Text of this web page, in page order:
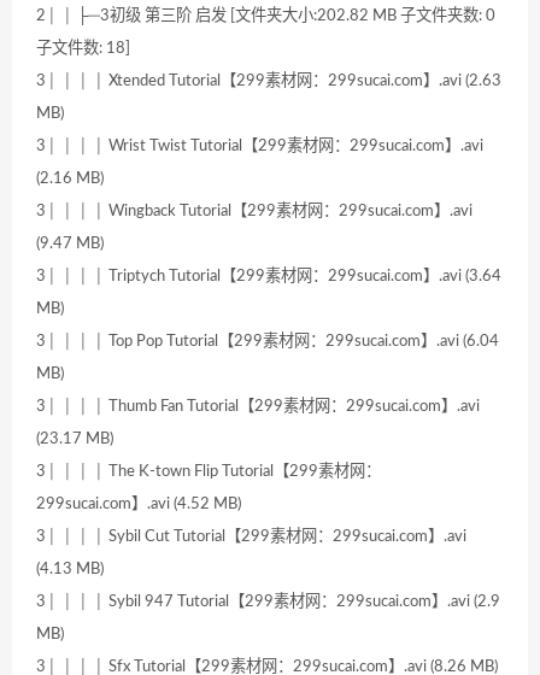
2│ │ ├─3初级 第三阶 启发 [文件夹大小:202.82 MB 子文件夹数: 0
子文件数: 18]
3│ │ │ │ Xtended Tutorial【299素材网：299sucai.com】.avi (2.63
MB)
3│ │ │ │ Wrist Twist Tutorial【299素材网：299sucai.com】.avi
(2.16 MB)
3│ │ │ │ Wingback Tutorial【299素材网：299sucai.com】.avi
(9.47 MB)
3│ │ │ │ Triptych Tutorial【299素材网：299sucai.com】.avi (3.64
MB)
3│ │ │ │ Top Pop Tutorial【299素材网：299sucai.com】.avi (6.04
MB)
3│ │ │ │ Thumb Fan Tutorial【299素材网：299sucai.com】.avi
(23.17 MB)
3│ │ │ │ The K-town Flip Tutorial【299素材网：
299sucai.com】.avi (4.52 MB)
3│ │ │ │ Sybil Cut Tutorial【299素材网：299sucai.com】.avi
(4.13 MB)
3│ │ │ │ Sybil 947 Tutorial【299素材网：299sucai.com】.avi (2.9
MB)
3│ │ │ │ Sfx Tutorial【299素材网：299sucai.com】.avi (8.26 MB)